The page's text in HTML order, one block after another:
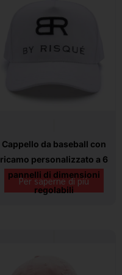
Cappello da baseball con
ricamo personalizzato a 6
pannelli di dimensioni
regolabili
Per saperne di più